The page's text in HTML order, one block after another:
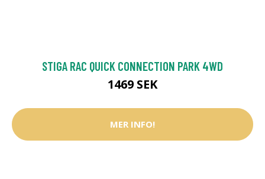
STIGA RAC QUICK CONNECTION PARK 4WD
1469 SEK
MER INFO!